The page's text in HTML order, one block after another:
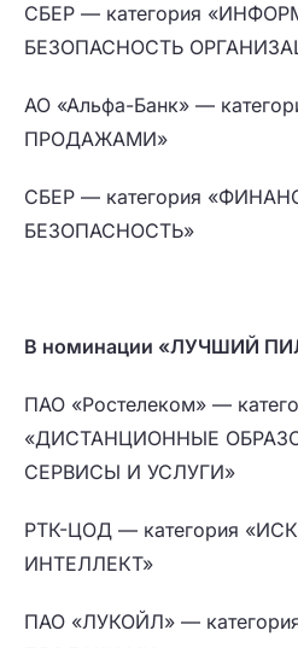
СБЕР — категория
БЕЗОПАСНОСТЬ
АО «Альфа-Банк» —
ПРОДАЖАМИ»
СБЕР — категория
БЕЗОПАСНОСТЬ»
В номинации «ЛУЧШИЙ
ПАО «Ростелеком» —
«ДИСТАНЦИОННЫЕ
СЕРВИСЫ И УСЛУГИ»
РТК-ЦОД — категория
ИНТЕЛЛЕКТ»
ПАО «ЛУКОЙЛ» —